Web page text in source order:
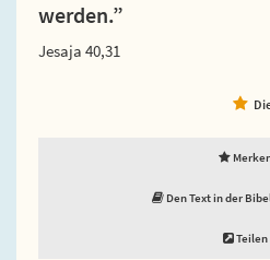
werden.”
Jesaja 40,31
Den Text in der
Teilen